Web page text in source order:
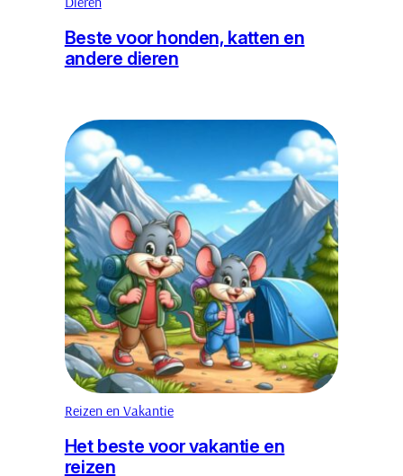
Beste voor honden, katten en
andere dieren
Reizen en Vakantie
Het beste voor vakantie en
reizen